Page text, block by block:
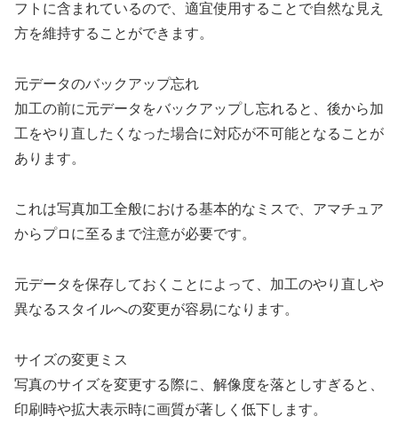
フトに含まれているので、適宜使用することで自然な見え
方を維持することができます。
元データのバックアップ忘れ
加工の前に元データをバックアップし忘れると、後から加
工をやり直したくなった場合に対応が不可能となることが
あります。
これは写真加工全般における基本的なミスで、アマチュア
からプロに至るまで注意が必要です。
元データを保存しておくことによって、加工のやり直しや
異なるスタイルへの変更が容易になります。
サイズの変更ミス
写真のサイズを変更する際に、解像度を落としすぎると、
印刷時や拡大表示時に画質が著しく低下します。